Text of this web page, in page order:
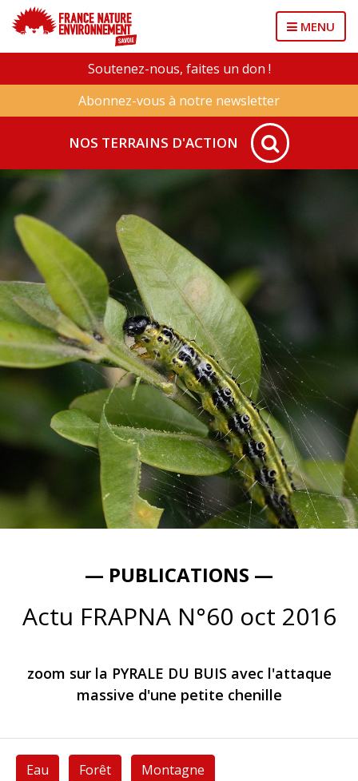
MENU
Soutenez-nous, faites un don !
Abonnez-vous à notre newsletter
NOS TERRAINS D'ACTION
— PUBLICATIONS —
Actu FRAPNA N°60 oct 2016
zoom sur la PYRALE DU BUIS avec l'attaque
massive d'une petite chenille
Eau Forêt Montagne